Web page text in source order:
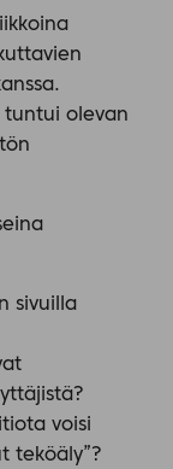
tuntui olevan
sivuilla
voisi
teköäly”?